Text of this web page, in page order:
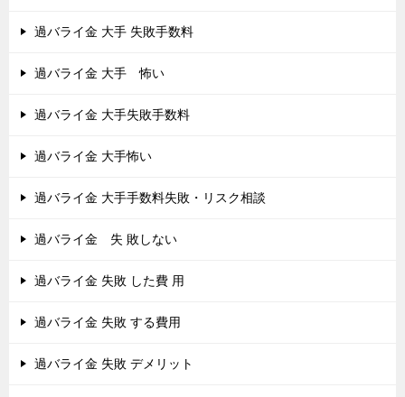
過バライ金 大手 失敗手数料
過バライ金 大手 怖い
過バライ金 大手失敗手数料
過バライ金 大手怖い
過バライ金 大手手数料失敗・リスク相談
過バライ金 失 敗しない
過バライ金 失敗 した費 用
過バライ金 失敗 する費用
過バライ金 失敗 デメリット